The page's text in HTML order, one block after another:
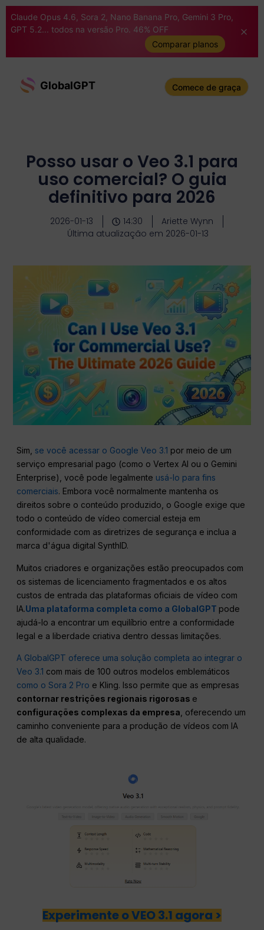
Claude Opus 4.6, Sora 2, Nano Banana Pro, Gemini 3 Pro,
GPT 5.2... todos na versão Pro. 46% OFF
Comparar planos
GlobalGPT Comece de graça
Posso usar o Veo 3.1 para
uso comercial? O guia
definitivo para 2026
2026-01-13 14:30
Ariette Wynn
Última atualização em 2026-01-13
Sim, se você acessar o Google Veo 3.1 por meio de um
serviço empresarial pago (como o Vertex AI ou o Gemini
Enterprise), você pode legalmente usá-lo para fins
comerciais. Embora você normalmente mantenha os
direitos sobre o conteúdo produzido, o Google exige que
todo o conteúdo de vídeo comercial esteja em
conformidade com as diretrizes de segurança e inclua a
marca d'água digital SynthID.
Muitos criadores e organizações estão preocupados com
os sistemas de licenciamento fragmentados e os altos
custos de entrada das plataformas oficiais de vídeo com
IA.Uma plataforma completa como a GlobalGPT pode
ajudá-lo a encontrar um equilíbrio entre a conformidade
legal e a liberdade criativa dentro dessas limitações.
A GlobalGPT oferece uma solução completa ao integrar o
Veo 3.1 com mais de 100 outros modelos emblemáticos
como o Sora 2 Pro e Kling. Isso permite que as empresas
contornar restrições regionais rigorosas e
configurações complexas da empresa , oferecendo um
caminho conveniente para a produção de vídeos com IA
de alta qualidade.
Experimente o VEO 3.1 agora >